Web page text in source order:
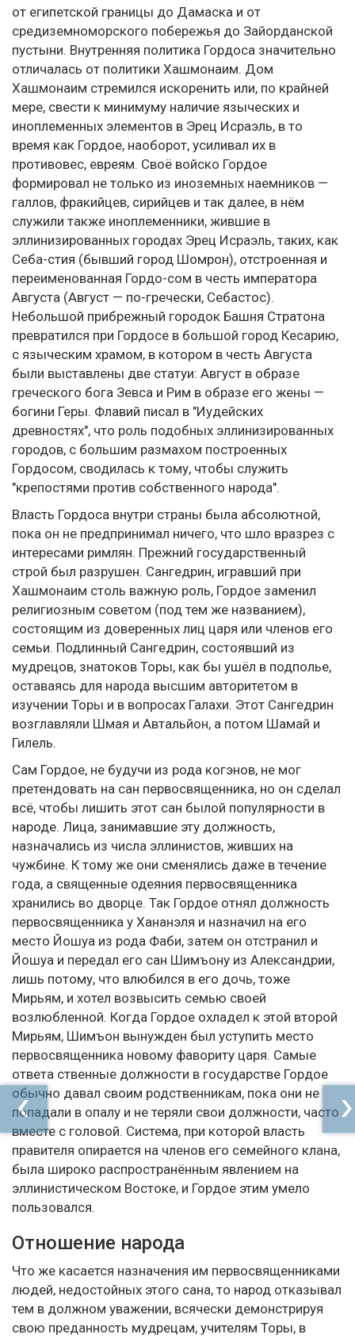
от египетской границы до Дамаска и от
средиземноморского побережья до Зайорданской
пустыни. Внутренняя политика Гордоса значительно
отличалась от политики Хашмонаим. Дом
Хашмонаим стремился искоренить или, по крайней
мере, свести к минимуму наличие языческих и
иноплеменных элементов в Эрец Исраэль, в то
время как Гордое, наоборот, усиливал их в
противовес, евреям. Своё войско Гордое
формировал не только из иноземных наемников —
галлов, фракийцев, сирийцев и так далее, в нём
служили также иноплеменники, жившие в
эллинизированных городах Эрец Исраэль, таких, как
Себа-стия (бывший город Шомрон), отстроенная и
переименованная Гордо-сом в честь императора
Августа (Август — по-гречески, Себастос).
Небольшой прибрежный городок Башня Стратона
превратился при Гордосе в большой город Кесарию,
с языческим храмом, в котором в честь Августа
были выставлены две статуи: Август в образе
греческого бога Зевса и Рим в образе его жены —
богини Геры. Флавий писал в "Иудейских
древностях", что роль подобных эллинизированных
городов, с большим размахом построенных
Гордосом, сводилась к тому, чтобы служить
"крепостями против собственного народа".
Власть Гордоса внутри страны была абсолютной,
пока он не предпринимал ничего, что шло вразрез с
интересами римлян. Прежний государственный
строй был разрушен. Сангедрин, игравший при
Хашмонаим столь важную роль, Гордое заменил
религиозным советом (под тем же названием),
состоящим из доверенных лиц царя или членов его
семьи. Подлинный Сангедрин, состоявший из
мудрецов, знатоков Торы, как бы ушёл в подполье,
оставаясь для народа высшим авторитетом в
изучении Торы и в вопросах Галахи. Этот Сангедрин
возглавляли Шмая и Автальйон, а потом Шамай и
Гилель.
Сам Гордое, не будучи из рода когэнов, не мог
претендовать на сан первосвященника, но он сделал
всё, чтобы лишить этот сан былой популярности в
народе. Лица, занимавшие эту должность,
назначались из числа эллинистов, живших на
чужбине. К тому же они сменялись даже в течение
года, а священные одеяния первосвященника
хранились во дворце. Так Гордое отнял должность
первосвященника у Хананэля и назначил на его
место Йошуа из рода Фаби, затем он отстранил и
Йошуа и передал его сан Шимъону из Александрии,
лишь потому, что влюбился в его дочь, тоже
Мирьям, и хотел возвысить семью своей
возлюбленной. Когда Гордое охладел к этой второй
Мирьям, Шимъон вынужден был уступить место
первосвященника новому фавориту царя. Самые
ответа ственные должности в государстве Гордое
обычно давал своим родственникам, пока они не
попадали в опалу и не теряли свои должности, часто
вместе с головой. Система, при которой власть
правителя опирается на членов его семейного клана,
была широко распространённым явлением на
эллинистическом Востоке, и Гордое этим умело
пользовался.
Отношение народа
Что же касается назначения им первосвященниками
людей, недостойных этого сана, то народ отказывал
тем в должном уважении, всячески демонстрируя
свою преданность мудрецам, учителям Торы, в